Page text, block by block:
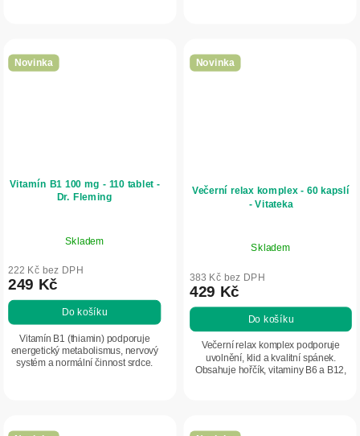
Novinka
Vitamín B1 100 mg - 110 tablet -
Dr. Fleming
Skladem
222 Kč bez DPH
249 Kč
Do košíku
Vitamín B1 (thiamin) podporuje
energetický metabolismus, nervový
systém a normální činnost srdce.
Novinka
Večerní relax komplex - 60 kapslí
- Vitateka
Skladem
383 Kč bez DPH
429 Kč
Do košíku
Večerní relax komplex podporuje
uvolnění, klid a kvalitní spánek.
Obsahuje hořčík, vitaminy B6 a B12,